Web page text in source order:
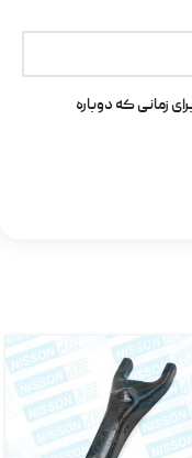
زمانی که دوباره